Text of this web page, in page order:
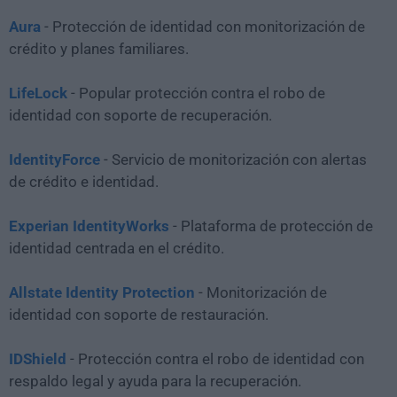
Aura - Protección de identidad con monitorización de
crédito y planes familiares.
LifeLock - Popular protección contra el robo de
identidad con soporte de recuperación.
IdentityForce - Servicio de monitorización con alertas
de crédito e identidad.
Experian IdentityWorks - Plataforma de protección de
identidad centrada en el crédito.
Allstate Identity Protection - Monitorización de
identidad con soporte de restauración.
IDShield - Protección contra el robo de identidad con
respaldo legal y ayuda para la recuperación.